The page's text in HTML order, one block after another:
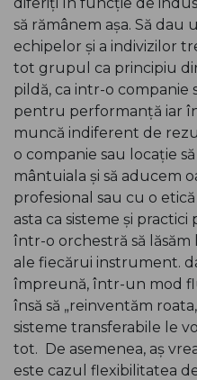
să rămânem așa. Să
echipelor și a indivizilor
tot grupul ca principiu
pildă, ca intr-o companie
pentru performanță iar
muncă indiferent de
o companie sau locație
mântuiala și să aducem
profesional sau cu o
asta ca sisteme și
într-o orchestră să
ale fiecărui instrument.
împreună, într-un mod
însă să „reinventăm
sisteme transferabile le
tot. De asemenea, aș
este cazul flexibilitatea